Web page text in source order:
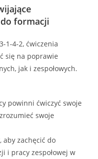
formacji
1-4-2, ćwiczenia
się na poprawie
jak i zespołowych.
powinni ćwiczyć swoje
swoje
aby zachęcić do
i pracy zespołowej w